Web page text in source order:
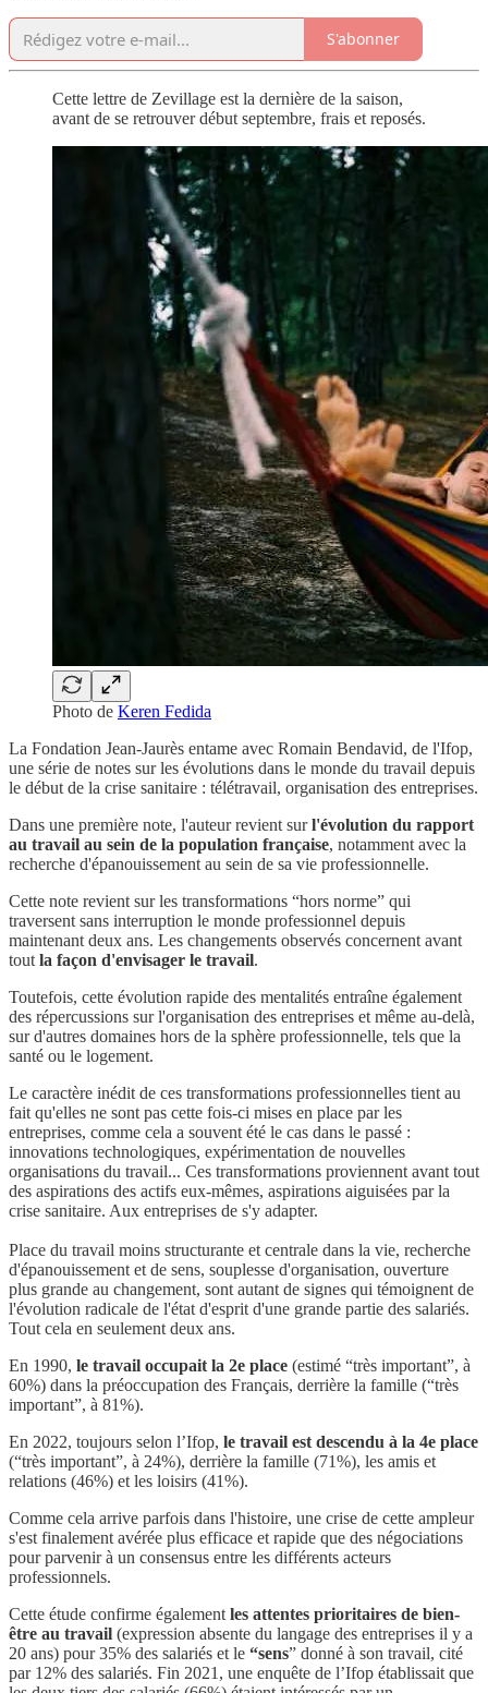
S'abonner
Cette lettre de Zevillage est la dernière de la saison,
avant de se retrouver début septembre, frais et reposés.
Photo de Keren Fedida
La Fondation Jean-Jaurès entame avec Romain Bendavid, de l'Ifop,
une série de notes sur les évolutions dans le monde du travail depuis
le début de la crise sanitaire : télétravail, organisation des entreprises.
Dans une première note, l'auteur revient surl'évolution du rapport
au travail au sein de la population française, notamment avec la
recherche d'épanouissement au sein de sa vie professionnelle.
Cette note revient sur les transformations “hors norme” qui
traversent sans interruption le monde professionnel depuis
maintenant deux ans. Les changements observés concernent avant
tout la façon d'envisager le travail.
Toutefois, cette évolution rapide des mentalités entraîne également
des répercussions sur l'organisation des entreprises et même au-delà,
sur d'autres domaines hors de la sphère professionnelle, tels que la
santé ou le logement.
Le caractère inédit de ces transformations professionnelles tient au
fait qu'elles ne sont pas cette fois-ci mises en place par les
entreprises, comme cela a souvent été le cas dans le passé :
innovations technologiques, expérimentation de nouvelles
organisations du travail... Ces transformations proviennent avant tout
des aspirations des actifs eux-mêmes, aspirations aiguisées par la
crise sanitaire. Aux entreprises de s'y adapter.
Place du travail moins structurante et centrale dans la vie, recherche
d'épanouissement et de sens, souplesse d'organisation, ouverture
plus grande au changement, sont autant de signes qui témoignent de
l'évolution radicale de l'état d'esprit d'une grande partie des salariés.
Tout cela en seulement deux ans.
En 1990, le travail occupait la 2e place (estimé “très important”, à
60%) dans la préoccupation des Français, derrière la famille (“très
important”, à 81%).
En 2022, toujours selon l’Ifop, le travail est descendu à la 4e place
(“très important”, à 24%), derrière la famille (71%), les amis et
relations (46%) et les loisirs (41%).
Comme cela arrive parfois dans l'histoire, une crise de cette ampleur
s'est finalement avérée plus efficace et rapide que des négociations
pour parvenir à un consensus entre les différents acteurs
professionnels.
Cette étude confirme également les attentes prioritaires de bien-
être au travail (expression absente du langage des entreprises il y a
20 ans) pour 35% des salariés et le “sens” donné à son travail, cité
par 12% des salariés. Fin 2021, une enquête de l’Ifop établissait que